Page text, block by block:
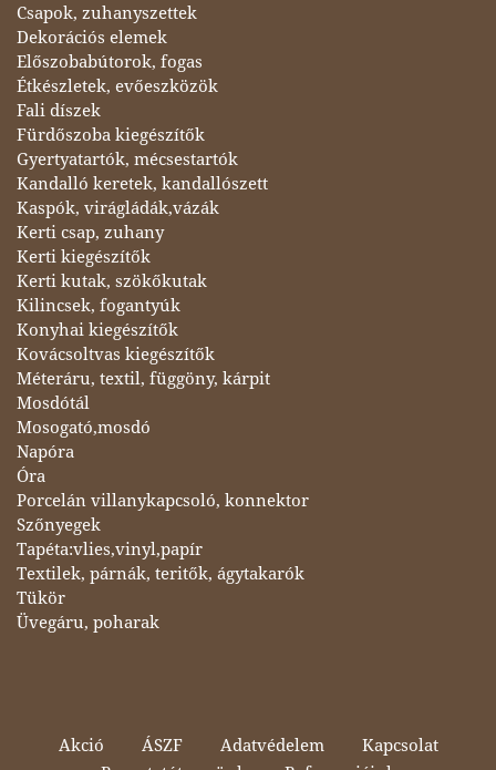
Csapok, zuhanyszettek
Dekorációs elemek
Előszobabútorok, fogas
Étkészletek, evőeszközök
Fali díszek
Fürdőszoba kiegészítők
Gyertyatartók, mécsestartók
Kandalló keretek, kandallószett
Kaspók, virágládák,vázák
Kerti csap, zuhany
Kerti kiegészítők
Kerti kutak, szökőkutak
Kilincsek, fogantyúk
Konyhai kiegészítők
Kovácsoltvas kiegészítők
Méteráru, textil, függöny, kárpit
Mosdótál
Mosogató,mosdó
Napóra
Óra
Porcelán villanykapcsoló, konnektor
Szőnyegek
Tapéta:vlies,vinyl,papír
Textilek, párnák, teritők, ágytakarók
Tükör
Üvegáru, poharak
Akció ÁSZF Adatvédelem
Kapcsolat